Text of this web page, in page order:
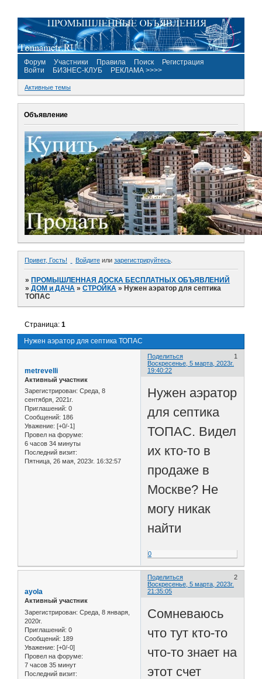
Форум Участники Правила Поиск
Регистрация
Войти
БИЗНЕС-КЛУБ РЕКЛАМА >>>>
Активные темы
Объявление
Привет, Гость! Войдите или зарегистрируйтесь
»ПРОМЫШЛЕННАЯ ДОСКА БЕСПЛАТНЫХ ОБЪЯВЛЕНИЙ
»ДОМ и ДАЧА »СТРОЙКА »Нужен аэратор для септика
ТОПАС
Нужен аэратор для септика ТОПАС
Страница:1
Поделиться
1
Воскресенье, 5 марта, 2023г.
19:40:22
metrevelli
Активный участник
Зарегистрирован: Среда, 8
сентября, 2021г.
Приглашений: 0
Сообщений: 186
Уважение: [+0/-1]
Провел на форуме:
6 часов 34 минуты
Последний визит:
Пятница, 26 мая, 2023г. 16:32:57
Нужен аэратор
для септика
ТОПАС. Видел
их кто-то в
продаже в
Москве? Не
могу никак
найти
0
Поделиться
2
Воскресенье, 5 марта, 2023г.
21:35:05
ayola
Активный участник
Зарегистрирован: Среда, 8 января,
2020г.
Приглашений: 0
Сообщений: 189
Уважение: [+0/-0]
Провел на форуме:
7 часов 35 минут
Последний визит:
Сомневаюсь
что тут кто-то
что-то знает на
этот счет